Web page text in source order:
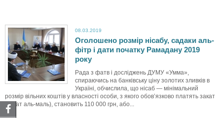
08.03.2019
Оголошено розмір нісабу, садаки аль-
фітр і дати початку Рамадану 2019
року
Рада з фатв і досліджень ДУМУ «Умма»,
спираючись на банківську ціну золотих зливків в
Україні, обчислила, що нісаб — мінімальний
розмір вільних коштів у власності особи, з якого обов’язково платять закат
(закат аль-маль), становить 110 000 грн, або...